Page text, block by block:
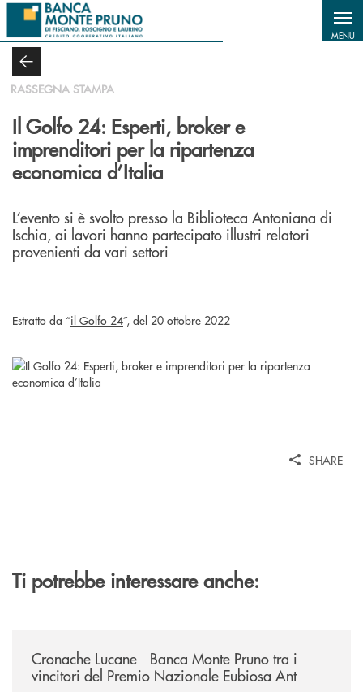
Salta al contenuto principale
MENU
RASSEGNA STAMPA
Il Golfo 24: Esperti, broker e
imprenditori per la ripartenza
economica d’Italia
L’evento si è svolto presso la Biblioteca Antoniana di
Ischia, ai lavori hanno partecipato illustri relatori
provenienti da vari settori
Estratto da “il Golfo 24”, del 20 ottobre 2022
SHARE
Ti potrebbe interessare anche:
Cronache Lucane - Banca Monte Pruno tra i
vincitori del Premio Nazionale Eubiosa Ant